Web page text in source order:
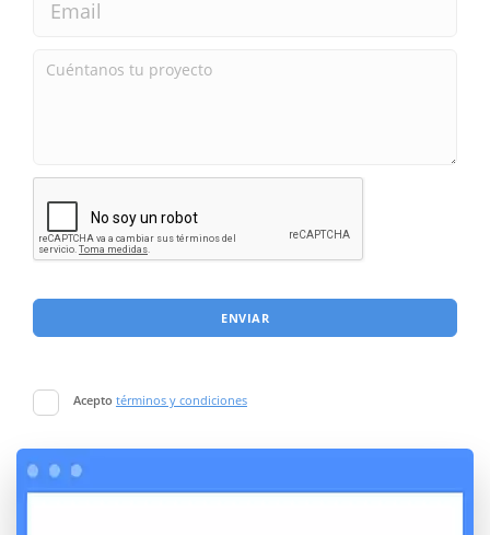
ENVIAR
Acepto términos y condiciones